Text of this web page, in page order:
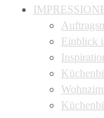
Einblick